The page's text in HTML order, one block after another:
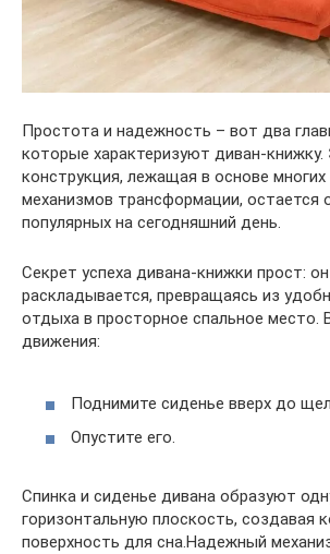
Простота и надежность – вот два
которые характеризуют диван-книжку.
конструкция, лежащая в основе
механизмов трансформации, остается
популярных на сегодняшний день.
Секрет успеха дивана-книжки прост:
раскладывается, превращаясь из
отдыха в просторное спальное место.
движения:
Поднимите сиденье вверх до
Опустите его.
Спинка и сиденье дивана образуют
горизонтальную плоскость, создавая
поверхность для сна.Надежный